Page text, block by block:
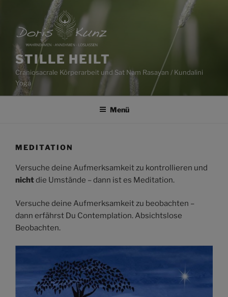
springen
STILLE HEILT
Craniosacrale Körperarbeit und Sat Nam Rasayan / Kundalini
Yoga
Menü
MEDITATION
Versuche deine Aufmerksamkeit zu kontrollieren und
nichtdie Umstände – dann ist es Meditation.
Versuche deine Aufmerksamkeit zu beobachten –
dann erfährst Du Contemplation. Absichtslose
Beobachten.